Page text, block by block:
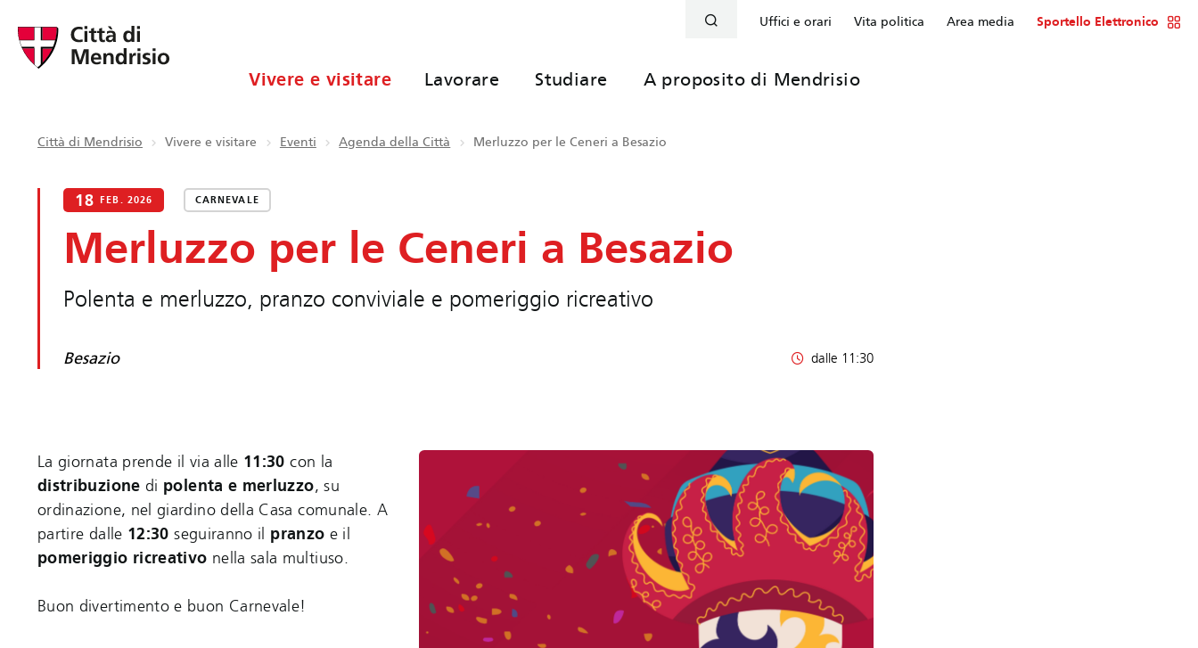
Uffici e orari Vita politica Area media Sportello Elettronico
Vivere e visitare Lavorare Studiare A proposito di Mendrisio
Città di Mendrisio Vivere e visitare Eventi Agenda della Città Merluzzo per le Ceneri a Besazio
18 FEB. 2026 CARNEVALE
Merluzzo per le Ceneri a Besazio
Polenta e merluzzo, pranzo conviviale e pomeriggio ricreativo
Besazio dalle 11:30
La giornata prende il via alle 11:30 con la
distribuzione di polenta e merluzzo, su
ordinazione, nel giardino della Casa comunale. A
partire dalle 12:30 seguiranno il pranzo e il
pomeriggio ricreativo nella sala multiuso.
Buon divertimento e buon Carnevale!